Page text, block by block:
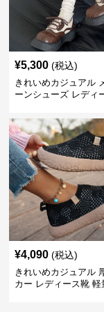
¥5,300 (税込)
きれいめカジュアル
ーンシューズ レディ
ラシカル フラットパ
¥4,090 (税込)
きれいめカジュアル
カー レディース靴 軽